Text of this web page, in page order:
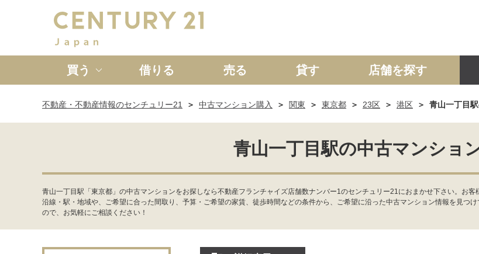
買う
新築一戸建て 中古一戸建て マンション 土地 事
借りる 売る 貸す 店舗を探す
不動産・不動産情報のセンチュリー21 中古マンション購入 関東 東京都 23区 港区 青山一丁目
青山一丁目駅の中古マンショ
青山一丁目駅「東京都」の中古マンションをお探しなら不動産フランチャイズ店舗数ナンバー1のセンチュリー21におまかせ下さい。お
沿線・駅・地域や、ご希望に合った間取り、予算・ご希望の家賃、徒歩時間などの条件から、ご希望に沿った中古マンション情報を見つ
ので、お気軽にご相談ください！